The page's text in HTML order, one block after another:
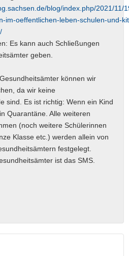
blog/index.php/2021/11/
im-oeffentlichen-leben-schulen-und-
Es kann auch Schließungen
geben.
können wir
da wir keine
sind. Es ist richtig: Wenn ein Kind
Quarantäne. Alle weiteren
(noch weitere Schülerinnen
Klasse etc.) werden allein von
festgelegt.
ist das SMS.